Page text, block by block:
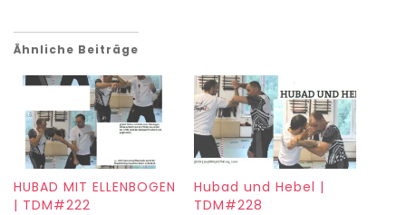
Ähnliche Beiträge
HUBAD MIT ELLENBOGEN
| TDM#222
Hubad und Hebel |
TDM#228